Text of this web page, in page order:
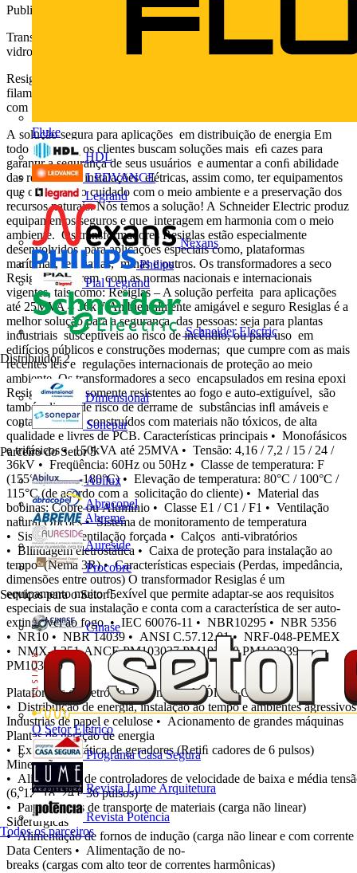
Fluke
HDL
LEDVANCE
Legrand
Nexans
Philips
Pial Legrand
Schneider Electric
Distribuidor 2
Dimensional
Sonepar
Parceiro do Setor 5
Abilux
Abracopel
Abreme
Aureside
Procobre
Serviços para o Setor 5
Cinase
O Setor Elétrico
Programa Casa Segura
Revista Lume Arquitetura
Revista Potência
Todos os parceiros
Publicado: 4 de junho de 2014· Categoria: Catálogos
Transformador encapsulado em resina epóxi reforçado com fibra de
vidro até 25MVA - 36,2kV
Resiglas Transformador a seco reforçado com
filamentos de fibra de vidro contínua © erik degr aa f - F ot olia.
com
A solução segura para aplicações em distribuição de energia Em
todo o mundo, os clientes buscam soluções mais eﬁ cazes para
garantir a segurança de seus usuários e aumentar a conﬁ abilidade
das redes e das instalações elétricas, assim como, ter equipamentos
que ofereçam o cuidado com o meio ambiente e a preservação dos
recursos naturais. Nós temos a solução! A Schneider Electric produz
equipamentos seguros e que interagem em harmonia com o meio
ambiente. Os transformadores Resiglas estão especialmente
desenvolvidos para aplicações especiais como, plataformas
marítimas, reﬁ narias, minas e outros. Os transformadores a seco
Resiglas cumprem com as normas nacionais e internacionais
vigentes, tais como: Resiglas – A solução perfeita para aplicações
até 25MVA – 36kV Ambientalmente amigável e seguro Resiglas é a
melhor solução para a segurança das pessoas: seja para plantas
industriais susceptíveis ao risco de incêndio, ou para uso em
edifícios públicos e construções modernas; que cumpre com as mais
recentes leis e regulações internacionais de proteção ao meio
ambiente. Os transformadores a seco encapsulados em resina epoxi
Resiglas não é somente resistentes ao fogo e auto-extiguível, são
também livres de risco de derrame de substâncias inﬂ amáveis e
contaminantes, construídos com materiais não tóxicos, de alta
qualidade e livres de PCB. Características principais • Monofásicos
e trifásicos • 150kVA até 25MVA • Tensão: 4,16 / 7,2 / 15 / 24 /
36kV • Freqüência: 60Hz ou 50Hz • Classe de temperatura: F
(155°C) ou H (180°C) • Elevação de temperatura: 80°C / 100°C /
115°C (de acordo com a solicitação do cliente) • Material das
bobinas: Cobre ou Aluminio • Classe E1 / C1 / F1 • Ventilação
natural Opções • Sistema de monitoramento de temperatura
• Sistema de ventilação forçada • Calços anti-vibratórios
• Blindagem eletrostática • Caixa de proteção para instalação ao
tempo (Nema 3R) • Características especiais (Perdas, impedância,
dimensões entre outros) O transformador Resiglas é um
equipamento muito ﬂ exível que permite adaptar-se aos requisitos
especiais de sua instalação e conta com a característica de ser auto-
extinguível ao fogo. • IEC 60076-11 • NBR10295 • NBR 5356
• NR10 • NBR 14039 • ANSI C.57.12.01 • NRF-048-PEMEX
• NMX-J-351-ANCE PM103037 PM103038 PM103039
PM103040
Plataformas de Petróleo, Reﬁ narias de Óleo e Gás
• Distribuição de energia, instalação ao tempo e ambientes agressivos
Industrias de papel e celulose • Acionamento de grandes máquinas
Plantas de geração de energia
• Excitação estática de geradores (Retiﬁ cadores de 6 pulsos)
Mineração
• Alimentação de controladores de velocidade de baixa e média
(6, 12, 18, 24 e 36 pulsos)
• Para sistemas de transporte de materiais (carga não linear)
Siderúrgicas
• Alimentação de fornos de indução (carga não linear e com corrente
Data Centers • Alimentação de no-
breaks (cargas com alto teor de correntes harmônicas)